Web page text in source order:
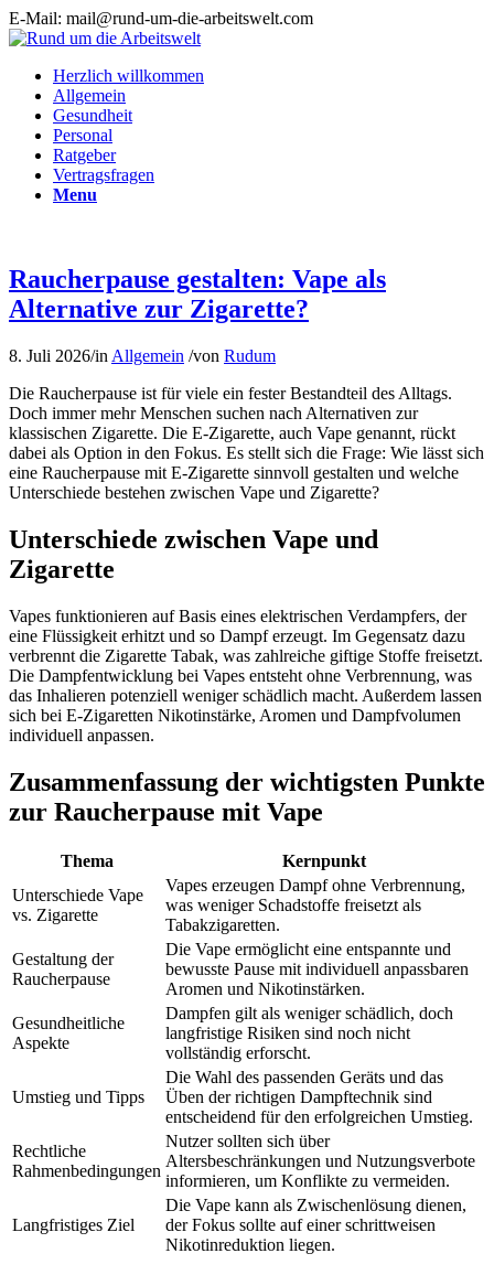
E-Mail: mail@rund-um-die-arbeitswelt.com
Herzlich willkommen
Allgemein
Gesundheit
Personal
Ratgeber
Vertragsfragen
Menu
Raucherpause gestalten: Vape als
Alternative zur Zigarette?
8. Juli 2026/in Allgemein /von Rudum
Die Raucherpause ist für viele ein fester Bestandteil des Alltags.
Doch immer mehr Menschen suchen nach Alternativen zur
klassischen Zigarette. Die E-Zigarette, auch Vape genannt, rückt
dabei als Option in den Fokus. Es stellt sich die Frage: Wie lässt sich
eine Raucherpause mit E-Zigarette sinnvoll gestalten und welche
Unterschiede bestehen zwischen Vape und Zigarette?
Unterschiede zwischen Vape und
Zigarette
Vapes funktionieren auf Basis eines elektrischen Verdampfers, der
eine Flüssigkeit erhitzt und so Dampf erzeugt. Im Gegensatz dazu
verbrennt die Zigarette Tabak, was zahlreiche giftige Stoffe freisetzt.
Die Dampfentwicklung bei Vapes entsteht ohne Verbrennung, was
das Inhalieren potenziell weniger schädlich macht. Außerdem lassen
sich bei E-Zigaretten Nikotinstärke, Aromen und Dampfvolumen
individuell anpassen.
Zusammenfassung der wichtigsten Punkte
zur Raucherpause mit Vape
Thema
Kernpunkt
Unterschiede Vape
vs. Zigarette
Vapes erzeugen Dampf ohne Verbrennung,
was weniger Schadstoffe freisetzt als
Tabakzigaretten.
Gestaltung der
Raucherpause
Die Vape ermöglicht eine entspannte und
bewusste Pause mit individuell anpassbaren
Aromen und Nikotinstärken.
Gesundheitliche
Aspekte
Dampfen gilt als weniger schädlich, doch
langfristige Risiken sind noch nicht
vollständig erforscht.
Umstieg und Tipps
Die Wahl des passenden Geräts und das
Üben der richtigen Dampftechnik sind
entscheidend für den erfolgreichen Umstieg.
Rechtliche
Rahmenbedingungen
Nutzer sollten sich über
Altersbeschränkungen und Nutzungsverbote
informieren, um Konflikte zu vermeiden.
Langfristiges Ziel
Die Vape kann als Zwischenlösung dienen,
der Fokus sollte auf einer schrittweisen
Nikotinreduktion liegen.